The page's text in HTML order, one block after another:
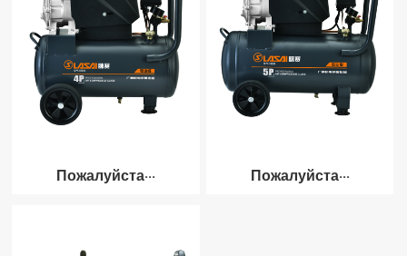
Пожалуйста··· Пожалуйста···